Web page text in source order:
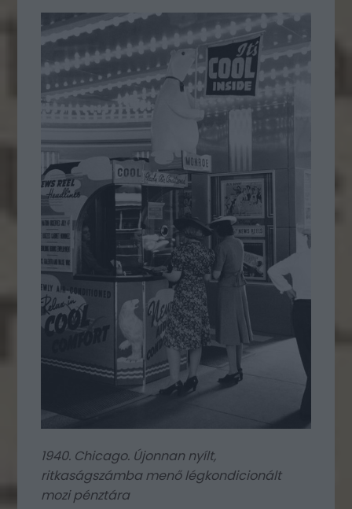
1940. Chicago. Újonnan nyílt,
ritkaságszámba menő légkondicionált
mozi pénztára